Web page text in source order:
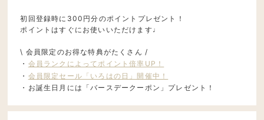
初回登録時に300円分のポイントプレゼント！
ポイントはすぐにお使いいただけます♩
\ 会員限定のお得な特典がたくさん /
・ 会員ランクによってポイント倍率UP！
・ 会員限定セール「いろはの日」開催中！
・お誕生日月には「バースデークーポン」プレゼント！